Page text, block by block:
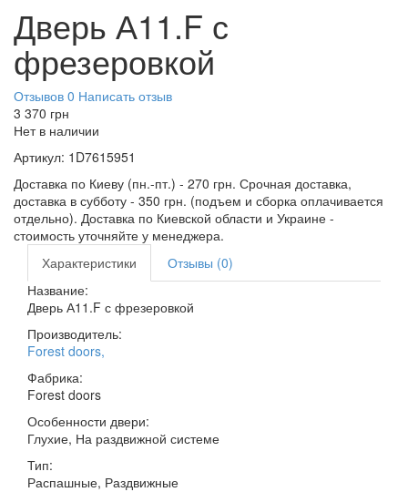
Дверь А11.F с
фрезеровкой
Отзывов 0 Написать отзыв
3 370 грн
Нет в наличии
Артикул: 1D7615951
Доставка по Киеву (пн.-пт.) - 270 грн. Срочная доставка,
доставка в субботу - 350 грн. (подъем и сборка оплачивается
отдельно). Доставка по Киевской области и Украине -
стоимость уточняйте у менеджера.
Характеристики
Отзывы (0)
Название:
Дверь А11.F с фрезеровкой
Производитель:
Forest doors,
Фабрика:
Forest doors
Особенности двери:
Глухие, На раздвижной системе
Тип:
Распашные, Раздвижные